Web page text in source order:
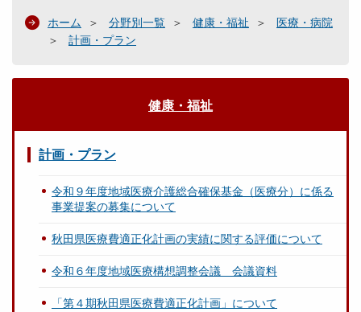
ホーム 分野別一覧 健康・福祉
医療・病院
計画・プラン
健康・福祉
計画・プラン
令和９年度地域医療介護総合確保基金（医療分）に係る
事業提案の募集について
秋田県医療費適正化計画の実績に関する評価について
令和６年度地域医療構想調整会議 会議資料
「第４期秋田県医療費適正化計画」について